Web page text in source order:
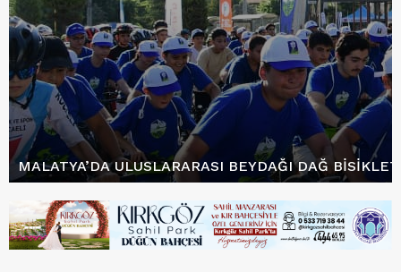
MALATYA’DA ULUSLARARASI BEYDAĞI DAĞ